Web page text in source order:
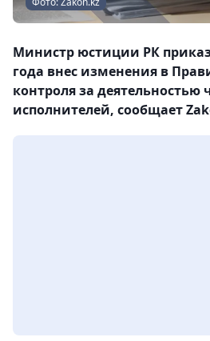
Министр юстиции РК
года внес изменения в
контроля за деятельностью
исполнителей, сообщает